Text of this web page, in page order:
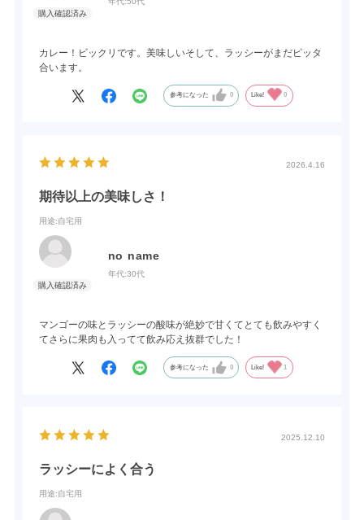
カレー！ビックリです。美味しいそして、ラッシーがまだピッタ
合います。
参考になった 0 Like! 0
2026.4.16
期待以上の美味しさ！
用途:自宅用
no name
年代:30代
マンゴーの味とラッシーの酸味が絶妙で甘くてとても飲みやすく
てさらに果肉も入ってて飲み応え抜群でした！
参考になった 0 Like! 1
2025.12.10
ラッシーによく合う
用途:自宅用